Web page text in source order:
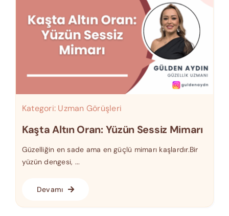
Kategori: Uzman Görüşleri
Kaşta Altın Oran: Yüzün Sessiz Mimarı
Güzelliğin en sade ama en güçlü mimarı kaşlardır.Bir
yüzün dengesi, ...
Devamı